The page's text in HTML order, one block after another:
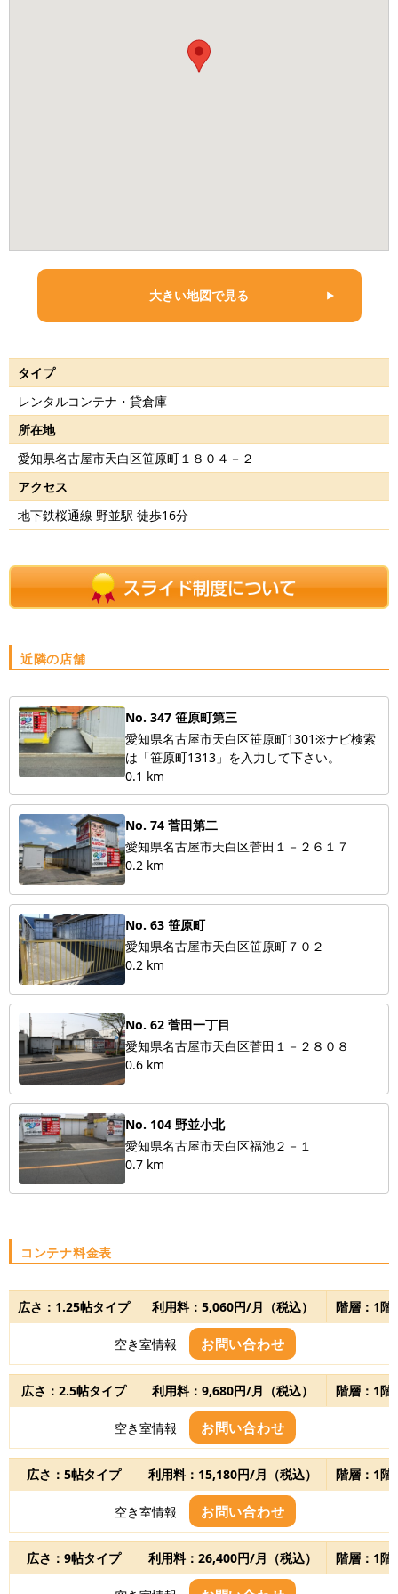
大きい地図で見る
タイプ
レンタルコンテナ・貸倉庫
所在地
愛知県名古屋市天白区笹原町１８０４－２
アクセス
地下鉄桜通線 野並駅 徒歩16分
近隣の店舗
No. 347 笹原町第三
愛知県名古屋市天白区笹原町1301※ナビ検索
は「笹原町1313」を入力して下さい。
0.1 km
No. 74 菅田第二
愛知県名古屋市天白区菅田１－２６１７
0.2 km
No. 63 笹原町
愛知県名古屋市天白区笹原町７０２
0.2 km
No. 62 菅田一丁目
愛知県名古屋市天白区菅田１－２８０８
0.6 km
No. 104 野並小北
愛知県名古屋市天白区福池２－１
0.7 km
コンテナ料金表
広さ：1.25帖タイプ 利用料：5,060円/月（税込） 階層：1階
空き室情報 お問い合わせ
広さ：2.5帖タイプ 利用料：9,680円/月（税込） 階層：1階
空き室情報 お問い合わせ
広さ：5帖タイプ 利用料：15,180円/月（税込） 階層：1階
空き室情報 お問い合わせ
広さ：9帖タイプ 利用料：26,400円/月（税込） 階層：1階